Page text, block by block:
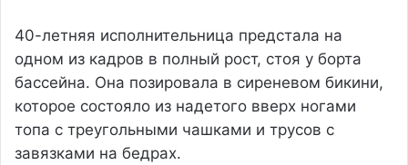
40-летняя исполнительница предстала на
одном из кадров в полный рост, стоя у борта
бассейна. Она позировала в сиреневом бикини,
которое состояло из надетого вверх ногами
топа с треугольными чашками и трусов с
завязками на бедрах.